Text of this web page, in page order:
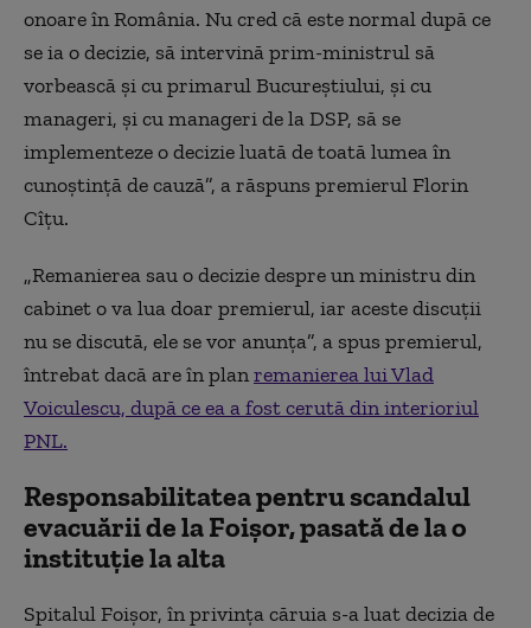
onoare în România. Nu cred că este normal după ce
se ia o decizie, să intervină prim-ministrul să
vorbească și cu primarul Bucureștiului, și cu
manageri, și cu manageri de la DSP, să se
implementeze o decizie luată de toată lumea în
cunoștință de cauză”, a răspuns premierul Florin
Cîțu.
„Remanierea sau o decizie despre un ministru din
cabinet o va lua doar premierul, iar aceste discuții
nu se discută, ele se vor anunța”, a spus premierul,
întrebat dacă are în planremanierea lui Vlad
Voiculescu, după ce ea a fost cerută din interioriul
PNL.
Responsabilitatea pentru scandalul
evacuării de la Foișor, pasată de la o
instituție la alta
Spitalul Foișor, în privința căruia s-a luat decizia de